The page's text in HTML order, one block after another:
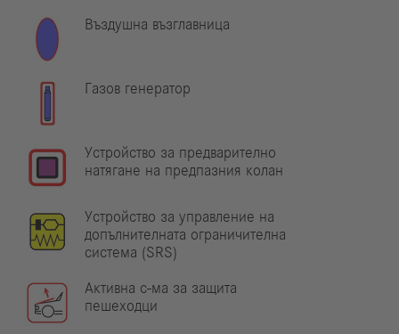
Въздушна възглавница
Газов генератор
Устройство за предварително
натягане на предпазния колан
Устройство за управление на
допълнителната ограничителна
система (SRS)
Активна с-ма за защита
пешеходци